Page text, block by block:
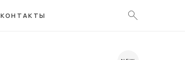
КОНТАКТЫ